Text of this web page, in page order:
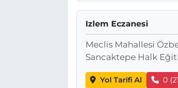
Izlem Eczanesi
Meclis Mahallesi
Sancaktepe Halk
Yol Tarifi Al 0